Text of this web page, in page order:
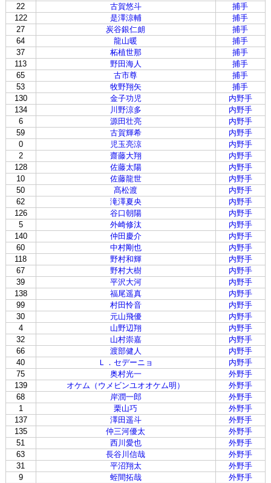
22
古賀悠斗
捕手
122
是澤涼輔
捕手
27
炭谷銀仁朗
捕手
64
龍山暖
捕手
37
柘植世那
捕手
113
野田海人
捕手
65
古市尊
捕手
53
牧野翔矢
捕手
130
金子功児
内野手
134
川野涼多
内野手
6
源田壮亮
内野手
59
古賀輝希
内野手
0
児玉亮涼
内野手
2
齋藤大翔
内野手
128
佐藤太陽
内野手
10
佐藤龍世
内野手
50
髙松渡
内野手
62
滝澤夏央
内野手
126
谷口朝陽
内野手
5
外崎修汰
内野手
140
仲田慶介
内野手
60
中村剛也
内野手
118
野村和輝
内野手
67
野村大樹
内野手
39
平沢大河
内野手
138
福尾遥真
内野手
99
村田怜音
内野手
30
元山飛優
内野手
4
山野辺翔
内野手
32
山村崇嘉
内野手
66
渡部健人
内野手
40
Ｌ．セデーニョ
内野手
75
奥村光一
外野手
139
オケム（ウメビンユオオケム明）
外野手
68
岸潤一郎
外野手
1
栗山巧
外野手
137
澤田遥斗
外野手
135
仲三河優太
外野手
51
西川愛也
外野手
63
長谷川信哉
外野手
31
平沼翔太
外野手
9
蛭間拓哉
外野手